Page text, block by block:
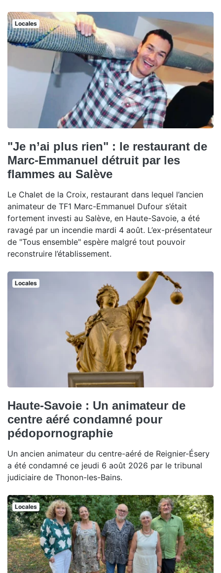
Locales
"Je n’ai plus rien" : le restaurant de
Marc-Emmanuel détruit par les
flammes au Salève
Le Chalet de la Croix, restaurant dans lequel l’ancien
animateur de TF1 Marc-Emmanuel Dufour s’était
fortement investi au Salève, en Haute-Savoie, a été
ravagé par un incendie mardi 4 août. L’ex-présentateur
de "Tous ensemble" espère malgré tout pouvoir
reconstruire l’établissement.
Locales
Haute-Savoie : Un animateur de
centre aéré condamné pour
pédopornographie
Un ancien animateur du centre-aéré de Reignier-Ésery
a été condamné ce jeudi 6 août 2026 par le tribunal
judiciaire de Thonon-les-Bains.
Locales